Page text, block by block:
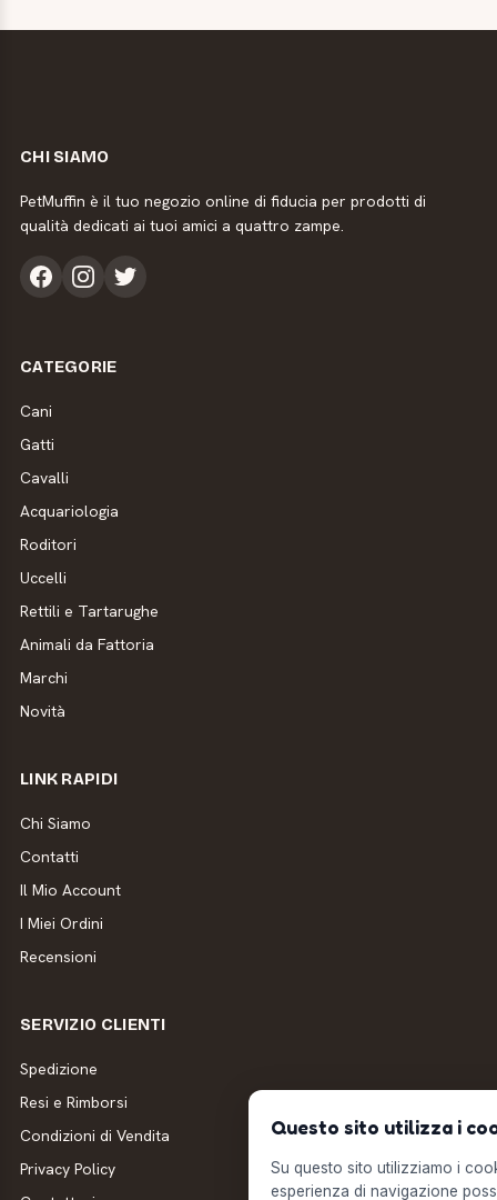
CHI SIAMO
PetMuffin è il tuo negozio online di fiducia per prodotti di
qualità dedicati ai tuoi amici a quattro zampe.
CATEGORIE
Cani
Gatti
Cavalli
Acquariologia
Roditori
Uccelli
Rettili e Tartarughe
Animali da Fattoria
Marchi
Novità
LINK RAPIDI
Chi Siamo
Contatti
Il Mio Account
I Miei Ordini
Recensioni
SERVIZIO CLIENTI
Spedizione
Resi e Rimborsi
Condizioni di Vendita
Privacy Policy
Questo sito utilizza i
Su questo sito utilizziamo i
esperienza di navigazione